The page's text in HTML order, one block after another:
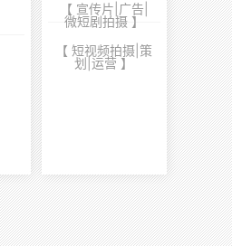
【 宣传片|广告|
微短剧拍摄 】
【 短视频拍摄|策
划|运营 】